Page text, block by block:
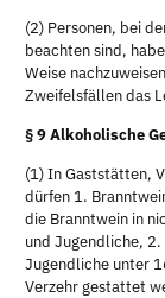
(2) Personen, bei
beachten sind,
Weise
Zweifelsfällen das
§ 9 Alkoholische
(1) In Gaststätten,
dürfen 1.
die Branntwein in
und Jugendliche,
Jugendliche unter
Verzehr gestattet